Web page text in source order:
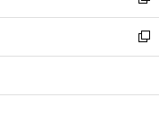
ウ
で
開
ン
ド
ウ
開
ウ
ィ
ン
ウ
し
い
ウ
ン
新
し
ウ